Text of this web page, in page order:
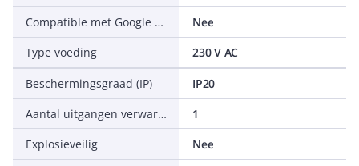
Compatible met Google Assistant
Nee
Type voeding
230 V AC
Beschermingsgraad (IP)
IP20
Aantal uitgangen verwarming
1
Explosieveilig
Nee